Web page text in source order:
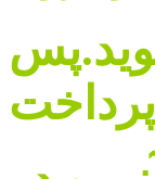
پرداخت